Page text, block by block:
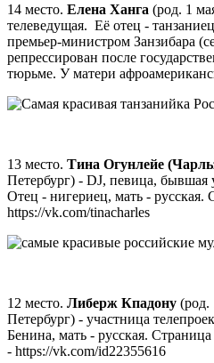
14 место. Елена Ханга (род. 1
телеведущая. Её отец -
премьер-министром Занзибара
репрессирован после
тюрьме. У матери
13 место. Тина Огунлейе
Петербург) - DJ, певица,
Отец - нигериец, мать -
https://vk.com/tinacharles
12 место. Либерж Кпадону (род.
Петербург) - участница
Бенина, мать - русская.
- https://vk.com/id22355616